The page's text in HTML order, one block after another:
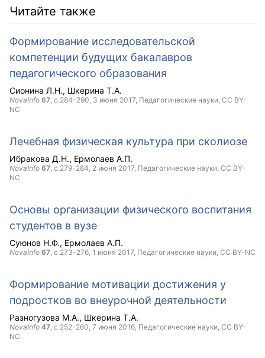
Читайте также
Формирование исследовательской
компетенции будущих бакалавров
педагогического образования
Сионина Л.Н. Шкерина Т.А.
NovaInfo 67, с.284-290, 3 июня 2017, Педагогические науки, CC BY-
NC
Лечебная физическая культура при сколиозе
Ибракова Д.Н. Ермолаев А.П.
NovaInfo 67, с.279-284, 2 июня 2017, Педагогические науки, CC BY-
NC
Основы организации физического воспитания
студентов в вузе
Суюнов Н.Ф. Ермолаев А.П.
NovaInfo 67, с.273-276, 1 июня 2017, Педагогические науки, CC BY-NC
Формирование мотивации достижения у
подростков во внеурочной деятельности
Разногузова М.А. Шкерина Т.А.
NovaInfo 47, с.252-260, 7 июня 2016, Педагогические науки, CC BY-
NC